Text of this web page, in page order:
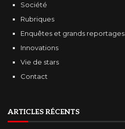
Société
Rubriques
Enquêtes et grands reportages
Innovations
Vie de stars
Contact
ARTICLES RÉCENTS